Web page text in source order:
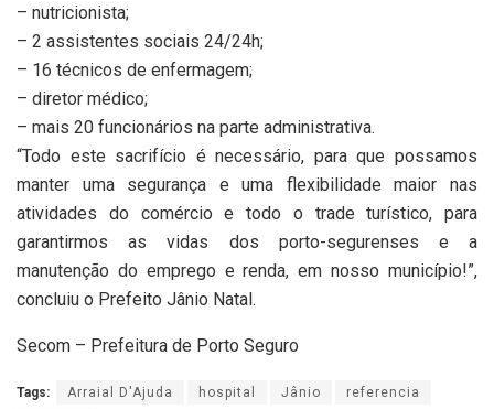
– nutricionista;
– 2 assistentes sociais 24/24h;
– 16 técnicos de enfermagem;
– diretor médico;
– mais 20 funcionários na parte administrativa.
“Todo este sacrifício é necessário, para que possamos
manter uma segurança e uma flexibilidade maior nas
atividades do comércio e todo o trade turístico, para
garantirmos as vidas dos porto-segurenses e a
manutenção do emprego e renda, em nosso município!”,
concluiu o Prefeito Jânio Natal.
Secom – Prefeitura de Porto Seguro
Tags: Arraial D'Ajuda hospital Jânio referencia